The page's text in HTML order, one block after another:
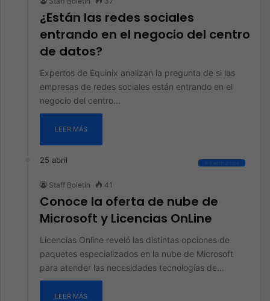
¿Están las redes sociales
entrando en el negocio del centro
de datos?
Expertos de Equinix analizan la pregunta de si las
empresas de redes sociales están entrando en el
negocio del centro…
LEER MÁS
25 abril Infraestructura
Staff Boletín 41
Conoce la oferta de nube de
Microsoft y Licencias OnLine
Licencias Online reveló las distintas opciones de
paquetes especializados en la nube de Microsoft
para atender las necesidades tecnologías de…
LEER MÁS